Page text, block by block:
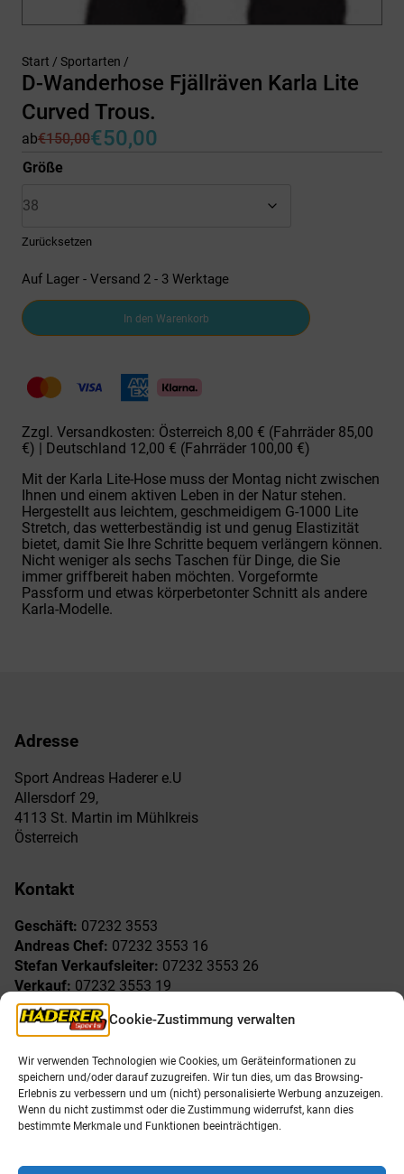
Cookie-Zustimmung verwalten
Wir verwenden Technologien wie Cookies, um Geräteinformationen zu
speichern und/oder darauf zuzugreifen. Wir tun dies, um das Browsing-
Erlebnis zu verbessern und um (nicht) personalisierte Werbung anzuzeigen.
Wenn du nicht zustimmst oder die Zustimmung widerrufst, kann dies
bestimmte Merkmale und Funktionen beeinträchtigen.
Start / Sportarten /
D-Wanderhose Fjällräven Karla Lite
Curved Trous.
ab€150,00
Ursprünglicher
Preis
war:
€50,00
Aktueller
Preis
ist:
Größe
Zurücksetzen
Auf Lager - Versand 2 - 3 Werktage
D-
Wanderhose
Fjällräven
Curved
Trous.
In den Warenkorb
Zzgl. Versandkosten: Österreich 8,00 € (Fahrräder 85,00
€) | Deutschland 12,00 € (Fahrräder 100,00 €)
Mit der Karla Lite-Hose muss der Montag nicht zwischen
Ihnen und einem aktiven Leben in der Natur stehen.
Hergestellt aus leichtem, geschmeidigem G-1000 Lite
Stretch, das wetterbeständig ist und genug Elastizität
bietet, damit Sie Ihre Schritte bequem verlängern können.
Nicht weniger als sechs Taschen für Dinge, die Sie
immer griffbereit haben möchten. Vorgeformte
Passform und etwas körperbetonter Schnitt als andere
Karla-Modelle.
Adresse
Sport Andreas Haderer e.U
Allersdorf 29,
4113 St. Martin im Mühlkreis
Österreich
Kontakt
Geschäft: 07232 3553
Andreas Chef: 07232 3553 16
Stefan Verkaufsleiter: 07232 3553 26
Verkauf: 07232 3553 19
Reklamationen:
Freude am Sport
AGB
Impressum
Datenschutzerklärung
Allgemeines
Öffnungszeiten
Unser Team